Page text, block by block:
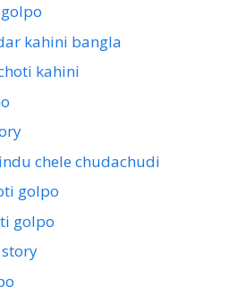
kahini bangla
kahini
chele chudachudi
golpo
golpo